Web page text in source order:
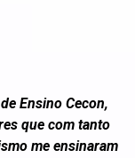
Ensino Cecon,
que com tanto
me ensinaram